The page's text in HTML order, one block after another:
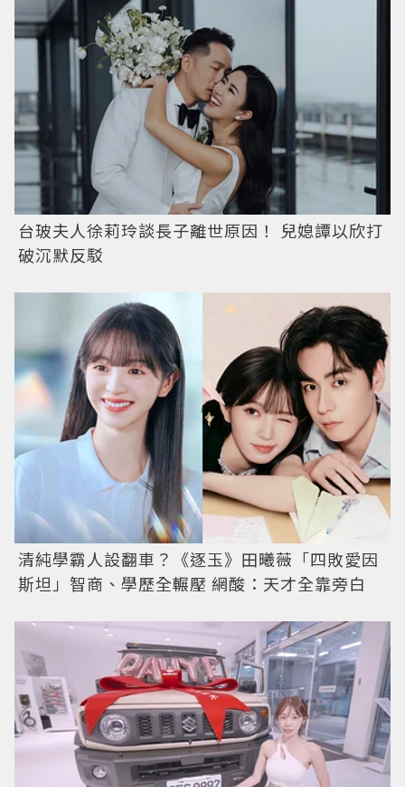
台玻夫人徐莉玲談長子離世原因！ 兒媳譚以欣打
破沉默反駁
清純學霸人設翻車？《逐玉》田曦薇「四敗愛因
斯坦」智商、學歷全輾壓 網酸：天才全靠旁白